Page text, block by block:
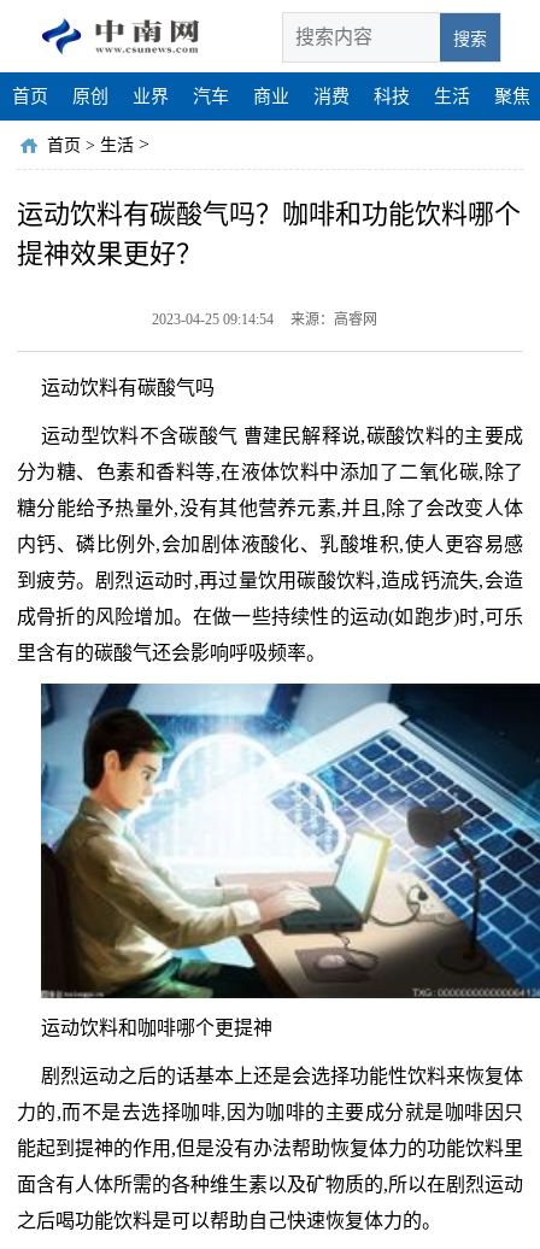
搜索
首页 原创 业界 汽车 商业 消费 科技 生活 聚焦
首页 > 生活 >
运动饮料有碳酸气吗？咖啡和功能饮料哪个
提神效果更好？
2023-04-25 09:14:54 来源：高睿网
运动饮料有碳酸气吗
运动型饮料不含碳酸气 曹建民解释说,碳酸饮料的主要成
分为糖、色素和香料等,在液体饮料中添加了二氧化碳,除了
糖分能给予热量外,没有其他营养元素,并且,除了会改变人体
内钙、磷比例外,会加剧体液酸化、乳酸堆积,使人更容易感
到疲劳。剧烈运动时,再过量饮用碳酸饮料,造成钙流失,会造
成骨折的风险增加。在做一些持续性的运动(如跑步)时,可乐
里含有的碳酸气还会影响呼吸频率。
运动饮料和咖啡哪个更提神
剧烈运动之后的话基本上还是会选择功能性饮料来恢复体
力的,而不是去选择咖啡,因为咖啡的主要成分就是咖啡因只
能起到提神的作用,但是没有办法帮助恢复体力的功能饮料里
面含有人体所需的各种维生素以及矿物质的,所以在剧烈运动
之后喝功能饮料是可以帮助自己快速恢复体力的。